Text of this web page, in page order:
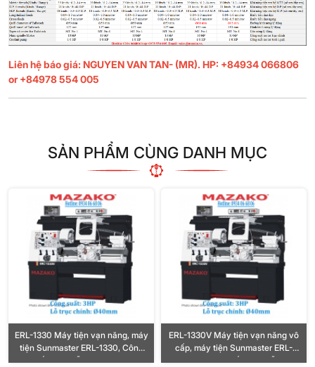
Liên hệ báo giá: NGUYEN VAN TAN- (MR). HP: +84934 066806
or +84978 554 005
SẢN PHẨM CÙNG DANH MỤC
ERL-1330 Máy tiện vạn năng, máy
tiện Sunmaster ERL-1330, Công
suất 3HP, Lỗ trục Ø40mm
ERL-1330V Máy tiện vạn năng vô
cấp, máy tiện Sunmaster ERL-
1330V, Công suất 3HP, Lỗ trục